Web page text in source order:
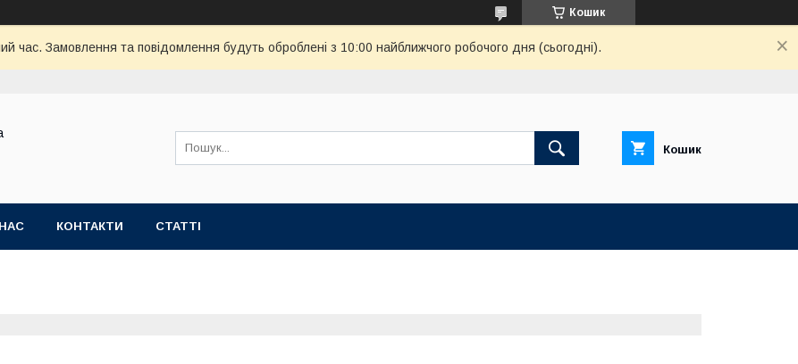
Кошик
час. Замовлення та повідомлення будуть оброблені з 10:00 найближчого робочого дня (сьогодні).
Кошик
КОНТАКТИ СТАТТІ